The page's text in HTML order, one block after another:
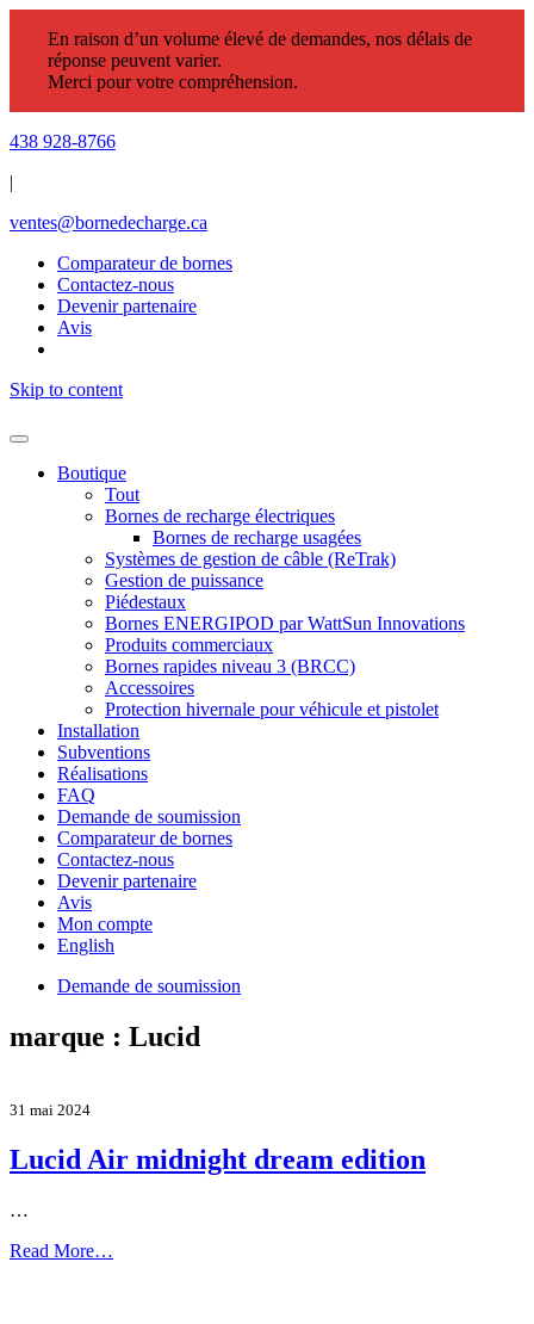
En raison d’un volume élevé de demandes, nos délais de
réponse peuvent varier.
Merci pour votre compréhension.
438 928-8766
|
ventes@bornedecharge.ca
Comparateur de bornes
Contactez-nous
Devenir partenaire
Avis
Skip to content
Boutique
Tout
Bornes de recharge électriques
Bornes de recharge usagées
Systèmes de gestion de câble (ReTrak)
Gestion de puissance
Piédestaux
Bornes ENERGIPOD par WattSun Innovations
Produits commerciaux
Bornes rapides niveau 3 (BRCC)
Accessoires
Protection hivernale pour véhicule et pistolet
Installation
Subventions
Réalisations
FAQ
Demande de soumission
Comparateur de bornes
Contactez-nous
Devenir partenaire
Avis
Mon compte
English
Demande de soumission
marque : Lucid
31 mai 2024
Lucid Air midnight dream edition
…
Read More…